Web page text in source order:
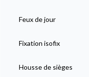
Feux de jour
Fixation isofix
Housse de sièges